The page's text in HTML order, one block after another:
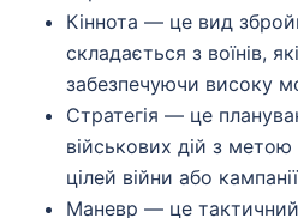
Кіннота — це вид
складається з воїнів,
забезпечуючи високу
Стратегія — це
військових дій з
цілей війни або
Маневр — це тактичний